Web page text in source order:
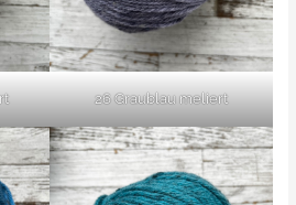
26 Graublau meliert